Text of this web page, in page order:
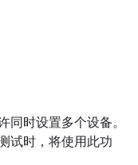
同时设置多个设备。
试时，将使用此功